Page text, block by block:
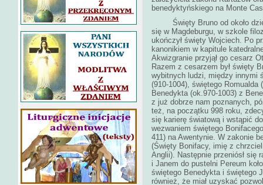
benedyktyńskiego na Monte
Święty Bruno od około
się w Magdeburgu, w szkole
ukończył święty Wojciech. Po
kanonikiem w kapitule
Akwizgranie przyjął go cesarz
Razem z cesarzem był święty
wybitnych ludzi, między innymi
(910-1004), świętego
Benedykta (ok.970-1003) z
z już dobrze nam poznanych,
też, na początku 998 roku,
się karierę światową i wstąpić
wezwaniem świętego
411) na Awentynie. W zakonie
(Święty Bonifacy, imię z
Anglii). Następnie przeniósł się
i Janem do pustelni Pereum
świętego Benedykta i świętego
również, że miał uzyskać